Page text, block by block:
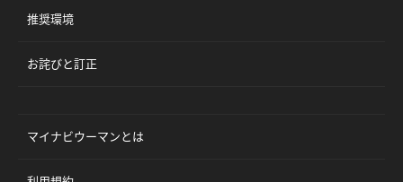
推奨環境
お詫びと訂正
マイナビウーマンとは